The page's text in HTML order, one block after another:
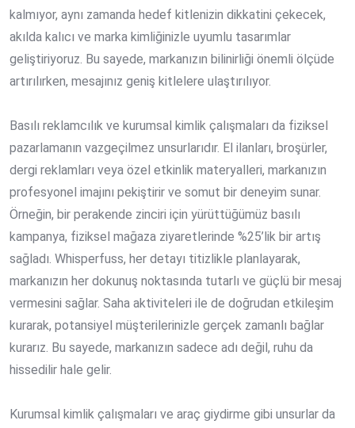
kalmıyor, aynı zamanda hedef kitlenizin dikkatini çekecek,
akılda kalıcı ve marka kimliğinizle uyumlu tasarımlar
geliştiriyoruz. Bu sayede, markanızın bilinirliği önemli ölçüde
artırılırken, mesajınız geniş kitlelere ulaştırılıyor.
Basılı reklamcılık ve kurumsal kimlik çalışmaları da fiziksel
pazarlamanın vazgeçilmez unsurlarıdır. El ilanları, broşürler,
dergi reklamları veya özel etkinlik materyalleri, markanızın
profesyonel imajını pekiştirir ve somut bir deneyim sunar.
Örneğin, bir perakende zinciri için yürüttüğümüz basılı
kampanya, fiziksel mağaza ziyaretlerinde %25’lik bir artış
sağladı. Whisperfuss, her detayı titizlikle planlayarak,
markanızın her dokunuş noktasında tutarlı ve güçlü bir mesaj
vermesini sağlar. Saha aktiviteleri ile de doğrudan etkileşim
kurarak, potansiyel müşterilerinizle gerçek zamanlı bağlar
kurarız. Bu sayede, markanızın sadece adı değil, ruhu da
hissedilir hale gelir.
Kurumsal kimlik çalışmaları ve araç giydirme gibi unsurlar da